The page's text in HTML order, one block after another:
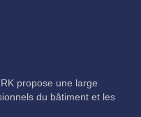
propose une large
du bâtiment et les